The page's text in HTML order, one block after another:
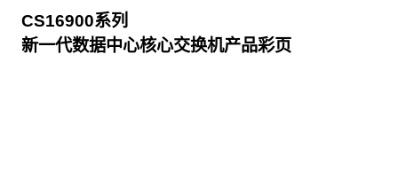
CS16900系列
新一代数据中心核心交换机产品彩页